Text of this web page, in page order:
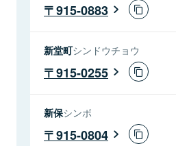
915-0883
新堂町シンドウチョウ
915-0255
新保シンボ
915-0804